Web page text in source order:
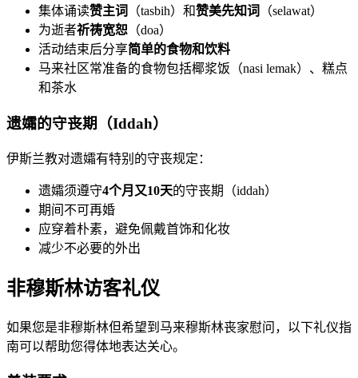
集体诵读赞主词 （tasbih）和赞美先知词
（selawat）
为逝者祈祷宽恕 （doa）
活动结束后分享简单的食物和饮料
马来社区常准备的食物包括椰浆饭（nasi lemak）、糕点
和茶水
遗孀的守丧期（Iddah）
伊斯兰教对遗孀有特别的守丧规定：
遗孀须遵守4个月又10天的守丧期（iddah）
期间不可再婚
应穿着朴素，避免佩戴首饰和化妆
减少不必要的外出
非穆斯林访客礼仪
如果您是非穆斯林但希望到马来穆斯林丧家慰问，以下礼仪指
南可以帮助您得体地表达关心。